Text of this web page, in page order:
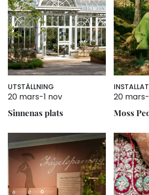
UTSTÄLLNING
20 mars-1 nov
Sinnenas plats
20 mars-
Moss